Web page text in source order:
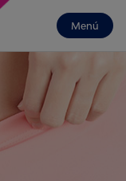
Menú